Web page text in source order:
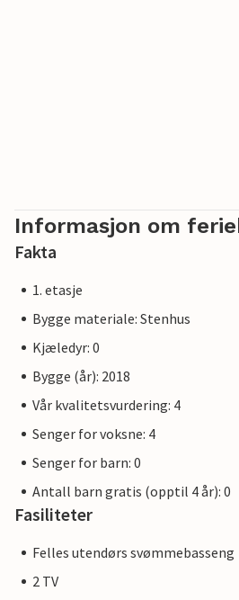
Informasjon om
Fakta
1. etasje
Bygge materiale: Stenhus
Kjæledyr: 0
Bygge (år): 2018
Vår kvalitetsvurdering: 4
Senger for voksne: 4
Senger for barn: 0
Antall barn gratis (opptil 4 år): 0
Fasiliteter
Felles utendørs svømmebasseng
2 TV